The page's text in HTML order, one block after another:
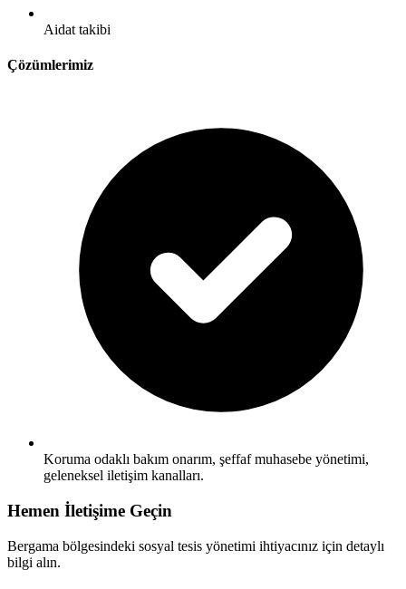
Aidat takibi
Çözümlerimiz
Koruma odaklı bakım onarım, şeffaf muhasebe yönetimi,
geleneksel iletişim kanalları.
Hemen İletişime Geçin
Bergama bölgesindeki sosyal tesis yönetimi ihtiyacınız için detaylı
bilgi alın.